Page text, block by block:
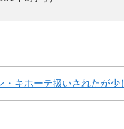
・キホーテ扱いされたが少